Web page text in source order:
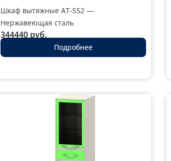
Шкаф вытяжные AT-S52 —
Нержавеющая сталь
344440 руб.
Подробнее